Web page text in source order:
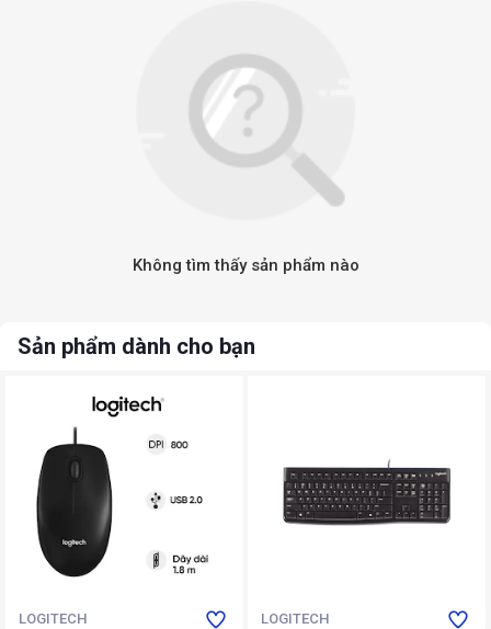
Không tìm thấy sản phẩm nào
Sản phẩm dành cho bạn
LOGITECH LOGITECH